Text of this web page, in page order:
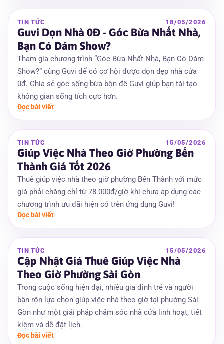
TIN TỨC 18/05/2026
Guvi Dọn Nhà 0Đ - Góc Bừa Nhất Nhà,
Bạn Có Dám Show?
Tham gia chương trình “Góc Bừa Nhất Nhà, Bạn Có Dám
Show?” cùng Guvi để có cơ hội được dọn dẹp nhà cửa
0đ. Chia sẻ góc sống bừa bộn để Guvi giúp bạn tái tạo
không gian sống tích cực hơn.
Đọc bài viết
TIN TỨC 15/05/2026
Giúp Việc Nhà Theo Giờ Phường Bến
Thành Giá Tốt 2026
Thuê giúp việc nhà theo giờ phường Bến Thành với mức
giá phải chăng chỉ từ 78.000đ/giờ khi chưa áp dụng các
chương trình ưu đãi hiện có trên ứng dụng Guvi!
Đọc bài viết
TIN TỨC 15/05/2026
Cập Nhật Giá Thuê Giúp Việc Nhà
Theo Giờ Phường Sài Gòn
Trong cuộc sống hiện đại, nhiều gia đình trẻ và người
bận rộn lựa chọn giúp việc nhà theo giờ tại phường Sài
Gòn như một giải pháp chăm sóc nhà cửa linh hoạt, tiết
kiệm và dễ đặt lịch.
Đọc bài viết